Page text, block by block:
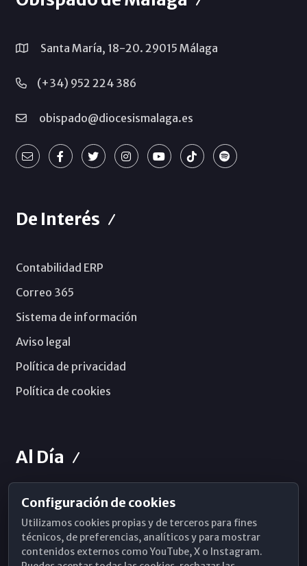
Santa María, 18-20. 29015 Málaga
(+34) 952 224 386
obispado@diocesismalaga.es
De Interés
Contabilidad ERP
Correo 365
Sistema de información
Aviso legal
Política de privacidad
Política de cookies
Al Día
Horarios de Misa
Hemeroteca
WhatsApp
Configuración de cookies
Utilizamos cookies propias y de terceros para fines
técnicos, de preferencias, analíticos y para mostrar
contenidos externos como YouTube, X o Instagram.